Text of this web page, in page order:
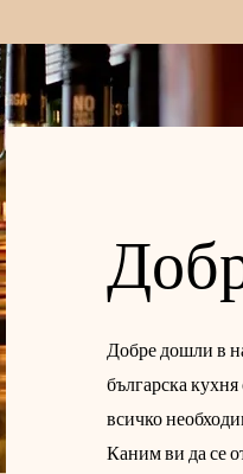
Добре дошли в
българска
всичко
Каним ви да се